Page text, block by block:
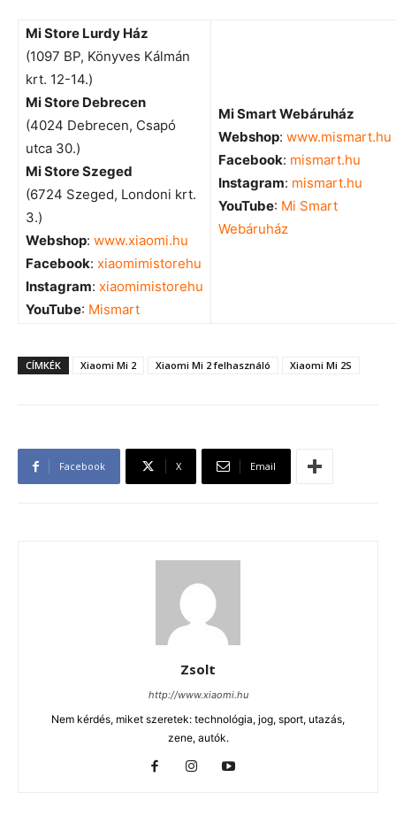
Mi Store Lurdy Ház
(1097 BP, Könyves Kálmán
krt. 12-14.)
Mi Store Debrecen
(4024 Debrecen, Csapó
utca 30.)
Mi Store Szeged
(6724 Szeged, Londoni krt.
3.)
Webshop: www.xiaomi.hu
Facebook: xiaomimistorehu
Instagram: xiaomimistorehu
YouTube: Mismart
Mi Smart Webáruház
Webshop: www.mismart.hu
Facebook: mismart.hu
Instagram: mismart.hu
YouTube: Mi Smart
Webáruház
CÍMKÉK Xiaomi Mi 2 Xiaomi Mi 2 felhasználó Xiaomi Mi 2S
Facebook X Email
Zsolt
http://www.xiaomi.hu
Nem kérdés, miket szeretek: technológia, jog, sport, utazás,
zene, autók.